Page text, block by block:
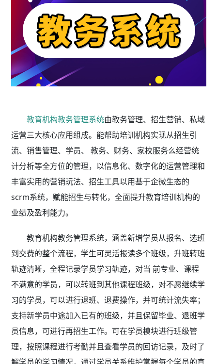
教育机构教务管理系统由教务管理、招生营销、私域
运营三大核心应用组成。能帮助培训机构实现从招生引
流、销售管理、学员、 教务、财务、家校服务么经营统
计分析等全方位的管理，以信息化、数字化的运营管理和
丰富实用的营销玩法、招生工具以用基于企微生态的
scrm系统，赋能招生与转化，全面提升教育培训机构的
业绩及盈利能力。
教育机构教务管理系统， 涵盖新增学员从报名、选班
到交费的整个流程，学生可灵活报读多个班级，升班转班
轨迹清晰，全程记录学员学习轨迹，对当 前专业、课程
不满意的学员，可以转班到其他课程班级，对不愿继续学
习的学员，可以进行退班、退费操作，并可统计流失率；
支持新学员中途加入已有的班级，并且保留毕业、退班学
员信息，可进行再招生工作。可在学员模块进行班级管
理，按照课程进行考勤并且查看学员的回访记录，及时了